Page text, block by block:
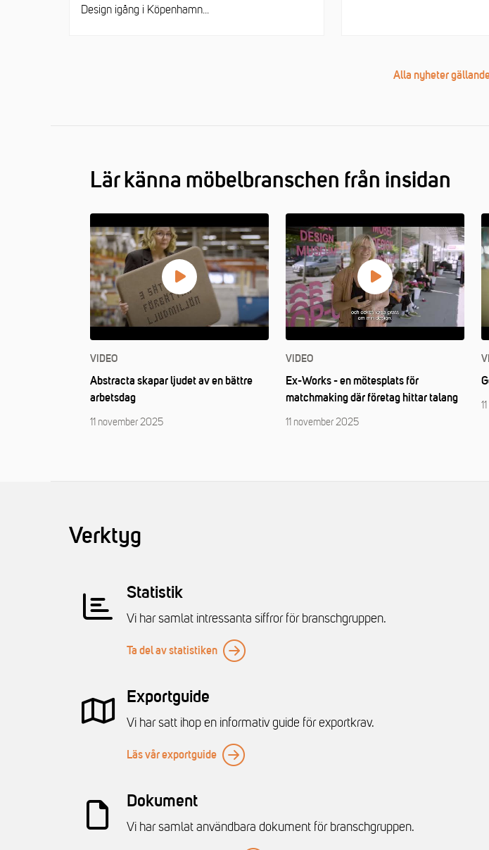
Design igång i Köpenhamn...
Alla nyheter
Lär känna möbelbranschen från insidan
VIDEO
Abstracta skapar ljudet av en bättre
arbetsdag
11 november 2025
VIDEO
Ex-Works - en mötesplats för
matchmaking där företag hittar talang
11 november 2025
Verktyg
Statistik
Vi har samlat intressanta siffror för branschgruppen.
Ta del av statistiken
Exportguide
Vi har satt ihop en informativ guide för exportkrav.
Läs vår exportguide
Dokument
Vi har samlat användbara dokument för branschgruppen.